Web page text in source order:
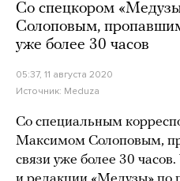
Со спецкором
Солоповым,
уже более 30 часов
05:37, 11 августа 2020
Источник: Meduza
Со специальным
Максимом Солоповым,
связи уже более 30